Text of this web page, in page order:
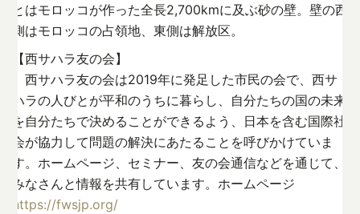
とはモロッコが作った全長2,700kmに及ぶ砂の壁。壁の西
側はモロッコの占領地、東側は解放区。
【西サハラ友の会】
西サハラ友の会は2019年に発足した市民の会で、西サ
ハラの人びとが平和のうちに暮らし、自分たちの国の未来
を自分たちで決めることができるよう、日本を含む国際社
会が協力して問題の解決にあたることを呼びかけていま
す。ホームページ、セミナー、友の会通信などを通じて、
みなさんと情報を共有しています。ホームページ
https://fwsjp.org/